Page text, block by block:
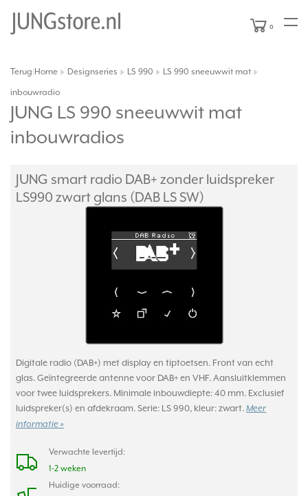
0
Terug Home Designseries LS 990 LS 990 sneeuwwit mat
inbouwradio
JUNG LS 990 sneeuwwit mat
inbouwradios
JUNG smart radio DAB+ zonder luidspreker
LS990 zwart glans (DAB LS SW)
Digitale radio (DAB+) met display en tiptoetsen. Front van echt
glas. Geïntegreerde antenne voor DAB+ en VHF. Aansluitklemmen
voor twee luidsprekers. Minimale inbouwdiepte: 40 mm. Exclusief
luidspreker(s) en afdekraam. Serie: LS 990, kleur: zwart. Meer
informatie »
Verwachte levertijd:
1-2 weken
Huidige voorraad: